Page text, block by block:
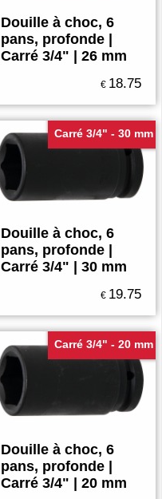
Douille à choc, 6
pans, profonde |
Carré 3/4" | 26 mm
€ 18.75
Carré 3/4" - 30 mm
Douille à choc, 6
pans, profonde |
Carré 3/4" | 30 mm
€ 19.75
Carré 3/4" - 20 mm
Douille à choc, 6
pans, profonde |
Carré 3/4" | 20 mm